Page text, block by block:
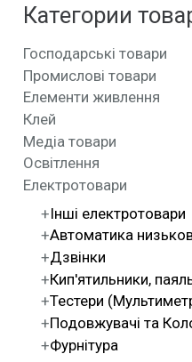
Категории
Господарські товари
Промислові товари
Елементи живлення
Клей
Медіа товари
Освітлення
Електротовари
Інші електротовари
Автоматика
Дзвінки
Кип'ятильники,
Тестери
Подовжувачі та
Фурнітура